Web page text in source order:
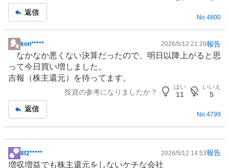
返信
No.4800
掲
板
記
kon***** 2026/5/12 21:29報告
なかなか悪くない決算だったので、明日以降上がると思
って今日買い増しました。
吉報（株主還元）を待ってます。
投資の参考になりましたか？
はい
11
いいえ
5
返信
No. 4799
掲
8f2***** 2026/5/12 14:53報告
増収増益でも株主還元をしないケチな会社